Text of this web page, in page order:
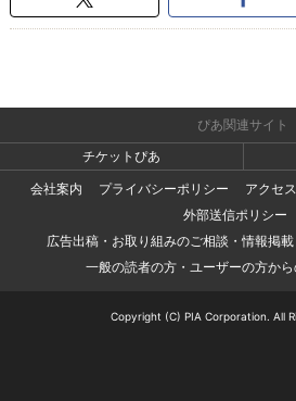
ぴあ関連サイト
チケットぴあ
会社案内
プライバシーポリシー
アクセ
外部送信ポリシー
広告出稿・お取り組みのご相談・情報掲
一般の読者の方・ユーザーの方か
Copyright (C) PIA Corporation. All